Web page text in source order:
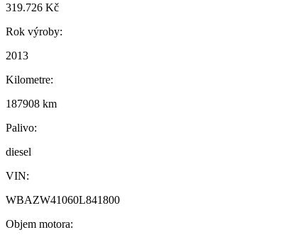
319.726 Kč
Rok výroby:
2013
Kilometre:
187908 km
Palivo:
diesel
VIN:
WBAZW41060L841800
Objem motora: